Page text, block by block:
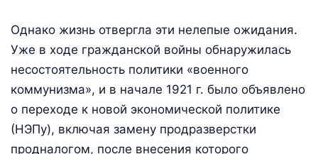
Однако жизнь отвергла эти нелепые ожидания.
Уже в ходе гражданской войны обнаружилась
несостоятельность политики «военного
коммунизма», и в начале 1921 г. было объявлено
о переходе к новой экономической политике
(НЭПу), включая замену продразверстки
продналогом, после внесения которого